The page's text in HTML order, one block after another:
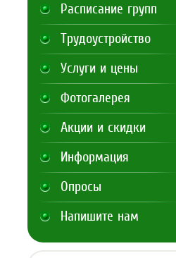
Расписание групп
Трудоустройство
Услуги и цены
Фотогалерея
Акции и скидки
Информация
Опросы
Напишите нам